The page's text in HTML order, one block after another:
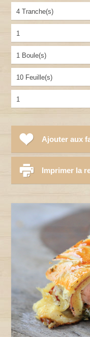
4 Tranche(s)
1
1 Boule(s)
10 Feuille(s)
1
Ajouter aux
Imprimer la